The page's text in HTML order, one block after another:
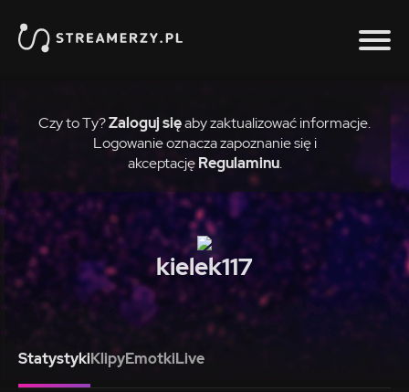
Czy to Ty?Zaloguj sięaby zaktualizować informacje.
Logowanie oznacza zapoznanie się i
akceptację Regulaminu.
kielek117
StatystykiKlipyEmotkiLive